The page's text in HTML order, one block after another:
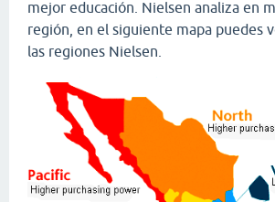
mejor educación. Nielsen analiza en
región, en el siguiente mapa puedes
las regiones Nielsen.